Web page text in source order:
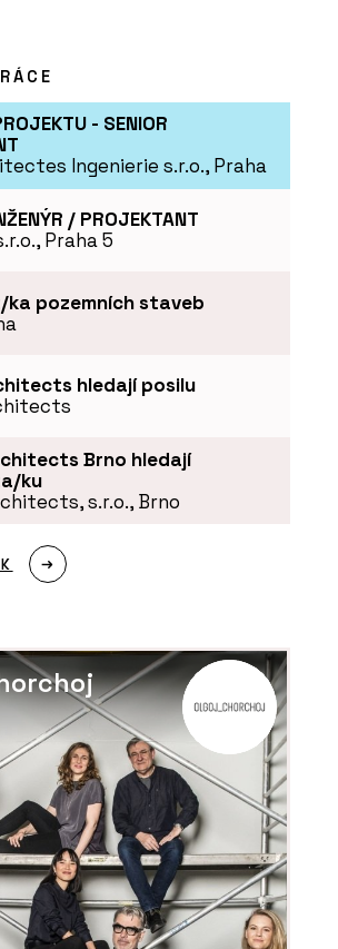
ČLÁNKY
Kachlová kamna nabízejí
teplo, osobitost a
nadčasový vzhled
- SENIOR
Ingenierie s.r.o., Praha
/ PROJEKTANT
Praha 5
pozemních staveb
hledají posilu
Brno hledají
ku
s.r.o., Brno